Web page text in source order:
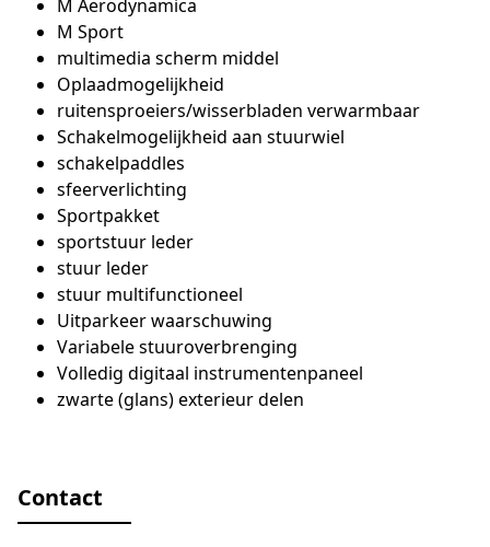
M Aerodynamica
M Sport
multimedia scherm middel
Oplaadmogelijkheid
ruitensproeiers/wisserbladen verwarmbaar
Schakelmogelijkheid aan stuurwiel
schakelpaddles
sfeerverlichting
Sportpakket
sportstuur leder
stuur leder
stuur multifunctioneel
Uitparkeer waarschuwing
Variabele stuuroverbrenging
Volledig digitaal instrumentenpaneel
zwarte (glans) exterieur delen
Contact